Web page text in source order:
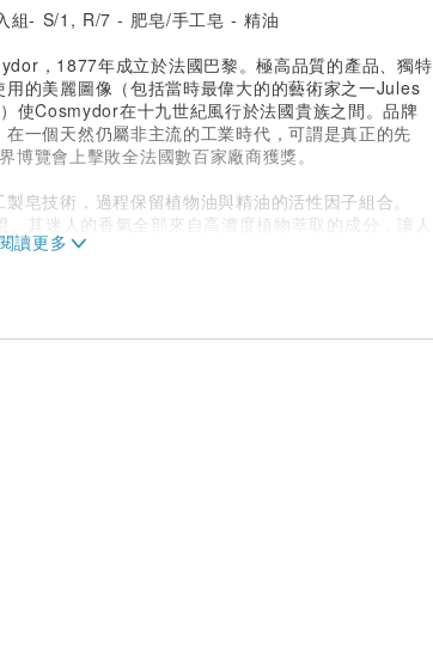
，1877年成立於法國巴黎。極高品質的產品、獨特
的美麗圖像（包括當時最偉大的的藝術家之一Jules
使Cosmydor在十九世紀風行於法國貴族之間。品牌
一個天然仍屬非主流的工業時代，可謂是真正的先
覽會上擊敗全法國數百家廠商獲獎。
皂技術，過程保留植物油與精油的活性因子組合。
其迷人的香氣全部來自高濃度植物萃取的成分，讓人
香草花園裡。
們選擇讓你知道所有產品中天然活性成分含量的百分
般保養品約10至25倍。而這種高濃度就是產品品質
任何無用的脂肪或矽來改變產品質地。
。我們的產品絕對是最高等級的天然，不含任何動物
然活性成分，保證高效率的保養肌膚。
通過Nouvelle Cosmétique有機認證，符合法國所有
部分地區的有機認證標準。